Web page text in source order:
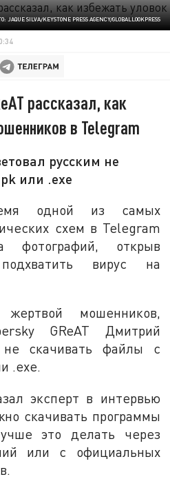
JAQUE SILVA/KEYSTONE PRESS AGENCY/GLOBALLOOKPRESS
рассказал, как
в Telegram
русским не
или .exe
одной из самых
схем в Telegram
фотографий, открыв
вирус на
мошенников,
GReAT Дмитрий
не скачивать файлы с
.exe.
эксперт в интервью
скачивать программы
это делать через
или с официальных